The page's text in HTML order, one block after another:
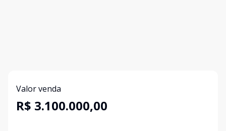
Valor venda
R$ 3.100.000,00